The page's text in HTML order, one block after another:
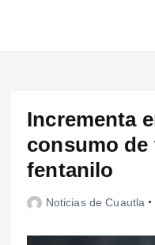
Incrementa
consumo de
fentanilo
Noticias de Cuautla